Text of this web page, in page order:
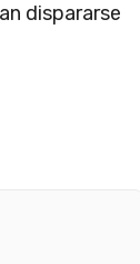
dispararse